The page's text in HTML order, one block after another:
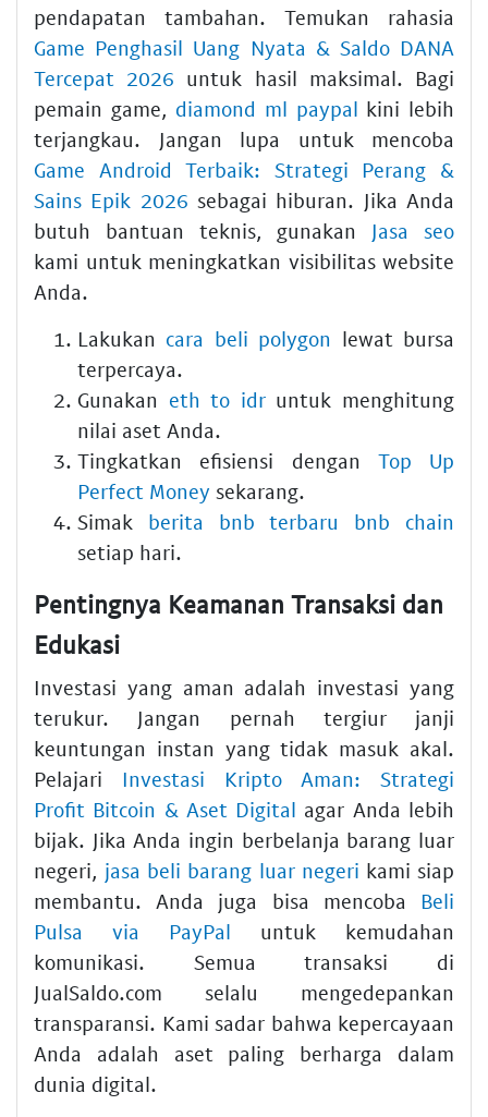
pendapatan tambahan. Temukan rahasia
Game Penghasil Uang Nyata & Saldo DANA
Tercepat 2026 untuk hasil maksimal. Bagi
pemain game, diamond ml paypal kini lebih
terjangkau. Jangan lupa untuk mencoba
Game Android Terbaik: Strategi Perang &
Sains Epik 2026 sebagai hiburan. Jika Anda
butuh bantuan teknis, gunakan Jasa seo
kami untuk meningkatkan visibilitas website
Anda.
Lakukan cara beli polygon lewat bursa
terpercaya.
Gunakan eth to idruntuk menghitung
nilai aset Anda.
Tingkatkan efisiensi dengan Top Up
Perfect Money sekarang.
Simak berita bnb terbaru bnb chain
setiap hari.
Pentingnya Keamanan Transaksi dan
Edukasi
Investasi yang aman adalah investasi yang
terukur. Jangan pernah tergiur janji
keuntungan instan yang tidak masuk akal.
Pelajari Investasi Kripto Aman: Strategi
Profit Bitcoin & Aset Digital agar Anda lebih
bijak. Jika Anda ingin berbelanja barang luar
negeri, jasa beli barang luar negeri kami siap
membantu. Anda juga bisa mencoba Beli
Pulsa via PayPal untuk kemudahan
komunikasi. Semua transaksi di
JualSaldo.com selalu mengedepankan
transparansi. Kami sadar bahwa kepercayaan
Anda adalah aset paling berharga dalam
dunia digital.